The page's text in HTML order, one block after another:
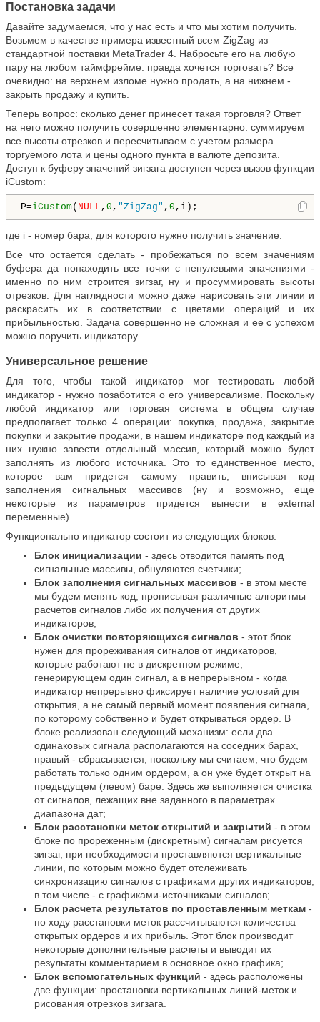
Постановка задачи
Давайте задумаемся, что у нас есть и что мы хотим получить.
Возьмем в качестве примера известный всем ZigZag из
стандартной поставки MetaTrader 4 . Набросьте его на любую
пару на любом таймфрейме: правда хочется торговать? Все
очевидно: на верхнем изломе нужно продать, а на нижнем -
закрыть продажу и купить.
Теперь вопрос: сколько денег принесет такая торговля? Ответ
на него можно получить совершенно элементарно: суммируем
все высоты отрезков и пересчитываем с учетом размера
торгуемого лота и цены одного пункта в валюте депозита.
Доступ к буферу значений зигзага доступен через вызов функции
iCustom:
P=iCustom( NULL , 0 , "ZigZag" , 0 ,i);
где i - номер бара, для которого нужно получить значение.
Все что остается сделать - пробежаться по всем значениям
буфера да понаходить все точки с ненулевыми значениями -
именно по ним строится зигзаг, ну и просуммировать высоты
отрезков. Для наглядности можно даже нарисовать эти линии и
раскрасить их в соответствии с цветами операций и их
прибыльностью. Задача совершенно не сложная и ее с успехом
можно поручить индикатору.
Универсальное решение
Для того, чтобы такой индикатор мог тестировать любой
индикатор - нужно позаботится о его универсализме. Поскольку
любой индикатор или торговая система в общем случае
предполагает только 4 операции: покупка, продажа, закрытие
покупки и закрытие продажи, в нашем индикаторе под каждый из
них нужно завести отдельный массив, который можно будет
заполнять из любого источника. Это то единственное место,
которое вам придется самому править, вписывая код
заполнения сигнальных массивов (ну и возможно, еще
некоторые из параметров придется вынести в external
переменные).
Функционально индикатор состоит из следующих блоков:
Блок инициализации - здесь отводится память под
сигнальные массивы, обнуляются счетчики;
Блок заполнения сигнальных массивов - в этом месте
мы будем менять код, прописывая различные алгоритмы
расчетов сигналов либо их получения от других
индикаторов;
Блок очистки повторяющихся сигналов - этот блок
нужен для прореживания сигналов от индикаторов,
которые работают не в дискретном режиме,
генерирующем один сигнал, а в непрерывном - когда
индикатор непрерывно фиксирует наличие условий для
открытия, а не самый первый момент появления сигнала,
по которому собственно и будет открываться ордер. В
блоке реализован следующий механизм: если два
одинаковых сигнала располагаются на соседних барах,
правый - сбрасывается, поскольку мы считаем, что будем
работать только одним ордером, а он уже будет открыт на
предыдущем (левом) баре. Здесь же выполняется очистка
от сигналов, лежащих вне заданного в параметрах
диапазона дат;
Блок расстановки меток открытий и закрытий - в этом
блоке по прореженным (дискретным) сигналам рисуется
зигзаг, при необходимости проставляются вертикальные
линии, по которым можно будет отслеживать
синхронизацию сигналов с графиками других индикаторов,
в том числе - с графиками-источниками сигналов;
Блок расчета результатов по проставленным меткам -
по ходу расстановки меток рассчитываются количества
открытых ордеров и их прибыль. Этот блок производит
некоторые дополнительные расчеты и выводит их
результаты комментарием в основное окно графика;
Блок вспомогательных функций - здесь расположены
две функции: простановки вертикальных линий-меток и
рисования отрезков зигзага.